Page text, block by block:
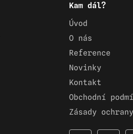
Kam dál?
Úvod
O nás
Reference
Novinky
Kontakt
Obchodní
Zásady